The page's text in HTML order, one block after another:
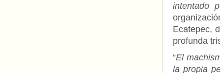
intentado
Ecatepec,
profunda
“El
la propia